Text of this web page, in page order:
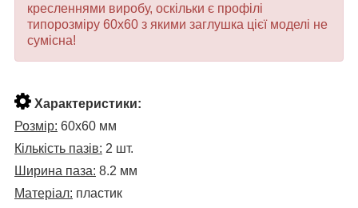
кресленнями виробу, оскільки є профілі
типорозміру 60х60 з якими заглушка цієї моделі не
сумісна!
Характеристики:
Розмір: 60х60 мм
Кількість пазів: 2 шт.
Ширина паза: 8.2 мм
Матеріал: пластик